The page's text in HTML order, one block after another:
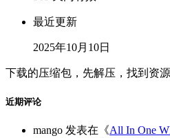
最近更新
2025年10月10日
下载的压缩包，先解压，找到资源
近期评论
mango 发表在《All In One